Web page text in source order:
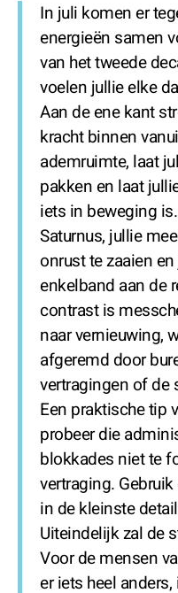
In juli komen er
energieën samen
van het tweede
voelen jullie elke
Aan de ene kant
kracht binnen
ademruimte, laat
pakken en laat
iets in beweging
Saturnus, jullie
onrust te zaaien
enkelband aan de
contrast is
naar vernieuwing,
afgeremd door
vertragingen of de
Een praktische tip
probeer die
blokkades niet te
vertraging.
in de kleinste
Uiteindelijk zal de
Voor de mensen
er iets heel